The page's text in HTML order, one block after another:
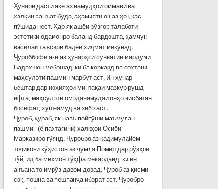
Ҳунари дастӣ яке аз намудҳои оммавӣ ва
халқии санъат буда, аҳамияти он аз ҳеҷ кас
пўшида нест. Ҳар як ашёи рўзгор талаботи
эстетики одамонро баланд бардошта, ҳамчун
василаи таъсири бадеӣ хидмат мекунад.
Ҷуроббофӣ яке аз ҳунарҳои суннатии мардуми
Бадахшон мебошад, ки ба коркард ва сохтани
маҳсулоти пашмин марбут аст. Ин ҳунар
бештар дар ноҳияҳои минтақаи мазкур рушд
ёфта, маҳсулоти омоданамудаи онҳо нисбатан
босифат, хушнамуд ва зебо аст.
Ҷуроб, ҷураб, як навъ пойпўши маъмулан
пашмин (ё пахтагини) халқҳои Осиёи
Марказиро гўянд. Ҷуробро аз қадимулайём
тоҷикони кўҳистон аз ҷумла Помир дар рўзҳои
тўй, ид ба меҳмон тўҳфа мекарданд, ки ин
анъана то имрўз давом дорад. Ҷуроб аз қисми
соқ, пошна ва пешпанҷа иборат аст. Ҷуробро